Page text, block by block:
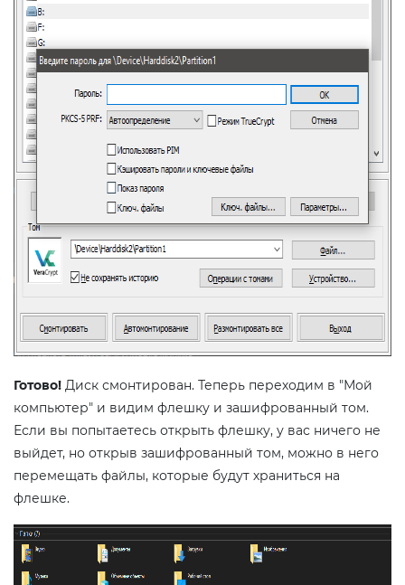
Готово! Диск смонтирован. Теперь переходим в "Мой
компьютер" и видим флешку и зашифрованный том.
Если вы попытаетесь открыть флешку, у вас ничего не
выйдет, но открыв зашифрованный том, можно в него
перемещать файлы, которые будут храниться на
флешке.